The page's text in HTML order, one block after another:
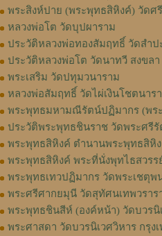
พระสิงห์ปาย (พระพุทธสิหิงค์) วัดศ
หลวงพ่อโต วัดบุปผาราม
ประวัติหลวงพ่อทองสัมฤทธิ์ วัดสำป
ประวัติหลวงพ่อโต วัดนาทวี สงขลา
พระเสริม วัดปทุมวนาราม
หลวงพ่อสัมฤทธิ์ วัดไผ่เงินโชตนาร
พระพุทธมหามณีรัตน์ปฏิมากร (พร
ประวัติพระพุทธชินราช วัดพระศรี
พระพุทธสิหิงค์ ตำนานพระพุทธสิหิ
พระพุทธสิหิงค์ พระที่นั่งพุทไธสวรร
พระพุทธเทวปฏิมากร วัดพระเชตุ
พระศรีศากยมุนี วัดสุทัศนเทพวราร
พระพุทธชินสีห์ (องค์หน้า) วัดบวรนิ
พระศาสดา วัดบวรนิเวศวิหาร กรุง